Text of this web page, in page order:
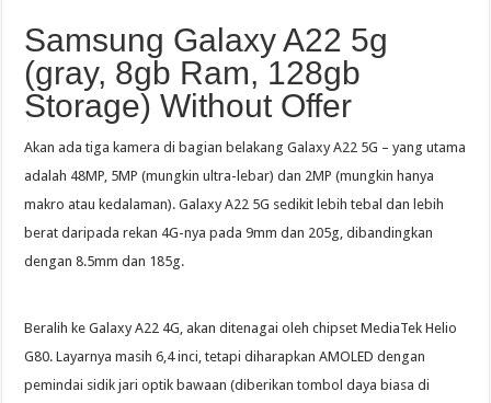
Samsung Galaxy A22 5g
(gray, 8gb Ram, 128gb
Storage) Without Offer
Akan ada tiga kamera di bagian belakang Galaxy A22 5G – yang utama
adalah 48MP, 5MP (mungkin ultra-lebar) dan 2MP (mungkin hanya
makro atau kedalaman). Galaxy A22 5G sedikit lebih tebal dan lebih
berat daripada rekan 4G-nya pada 9mm dan 205g, dibandingkan
dengan 8.5mm dan 185g.
Beralih ke Galaxy A22 4G, akan ditenagai oleh chipset MediaTek Helio
G80. Layarnya masih 6,4 inci, tetapi diharapkan AMOLED dengan
pemindai sidik jari optik bawaan (diberikan tombol daya biasa di